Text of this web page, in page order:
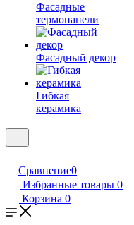
Фасадные
термопанели
Фасадный декор
Гибкая
керамика
Сравнение0
Избранные товары 0
Корзина 0